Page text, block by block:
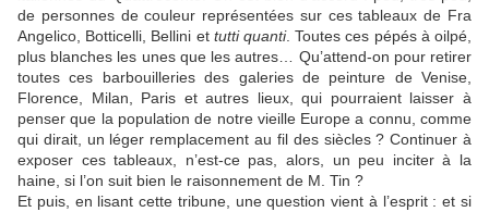
de personnes de couleur représentées sur ces tableaux de Fra
Angelico, Botticelli, Bellini et tutti quanti. Toutes ces pépés à oilpé,
plus blanches les unes que les autres… Qu’attend-on pour retirer
toutes ces barbouilleries des galeries de peinture de Venise,
Florence, Milan, Paris et autres lieux, qui pourraient laisser à
penser que la population de notre vieille Europe a connu, comme
qui dirait, un léger remplacement au fil des siècles ? Continuer à
exposer ces tableaux, n’est-ce pas, alors, un peu inciter à la
haine, si l’on suit bien le raisonnement de M. Tin ?
Et puis, en lisant cette tribune, une question vient à l’esprit : et si